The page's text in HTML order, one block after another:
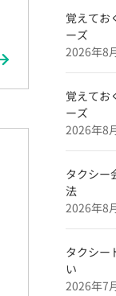
覚えてお
ーズ
2026年8
覚えてお
ーズ
2026年8
タクシー
法
2026年8
タクシー
い
2026年7